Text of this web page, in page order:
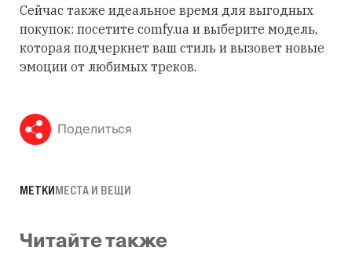
Сейчас также идеальное время для выгодных
покупок: посетите comfy.ua и выберите модель,
которая подчеркнет ваш стиль и вызовет новые
эмоции от любимых треков.
Поделиться
МЕТКИМЕСТА И ВЕЩИ
Читайте также